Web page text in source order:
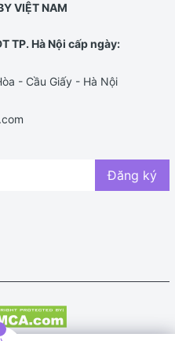
VIỆT NAM
TP. Hà Nội cấp ngày:
- Cầu Giấy - Hà Nội
Đăng ký